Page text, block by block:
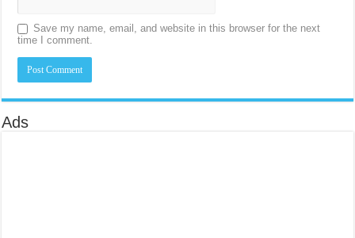
Save my name, email, and website in this browser for the next
time I comment.
Ads